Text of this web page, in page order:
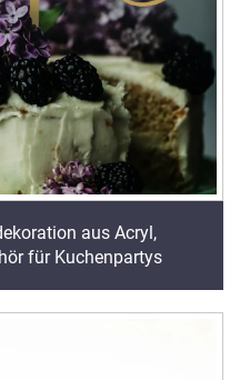
aus Acryl,
für Kuchenpartys